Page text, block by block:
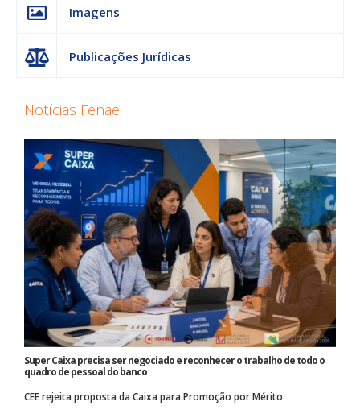
Imagens
Publicações Jurídicas
Notícias Fenae
Super Caixa precisa ser negociado e reconhecer o trabalho de todo o
quadro de pessoal do banco
CEE rejeita proposta da Caixa para Promoção por Mérito